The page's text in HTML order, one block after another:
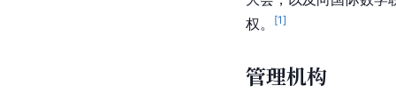
权。
[1]
管理机构